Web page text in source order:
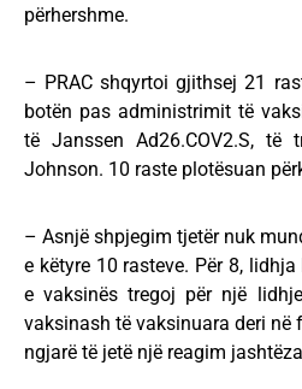
përhershme.
– PRAC shqyrtoi gjithsej 21
botën pas administrimit të
të Janssen Ad26.COV2.S, të
Johnson. 10 raste plotësuan
– Asnjë shpjegim tjetër nuk
e këtyre 10 rasteve. Për 8,
e vaksinës tregoj për një
vaksinash të vaksinuara deri në
ngjarë të jetë një reagim